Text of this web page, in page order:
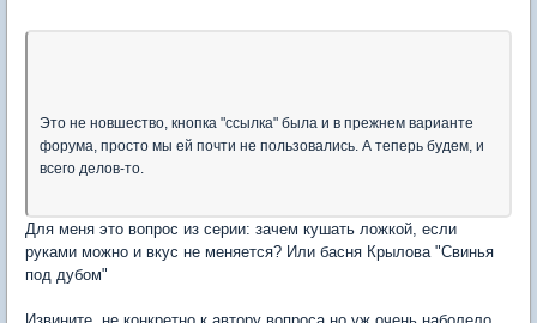
Это не новшество, кнопка "ссылка" была и в прежнем варианте
форума, просто мы ей почти не пользовались. А теперь будем, и
всего делов-то.
Для меня это вопрос из серии: зачем кушать ложкой, если
руками можно и вкус не меняется? Или басня Крылова "Свинья
под дубом"